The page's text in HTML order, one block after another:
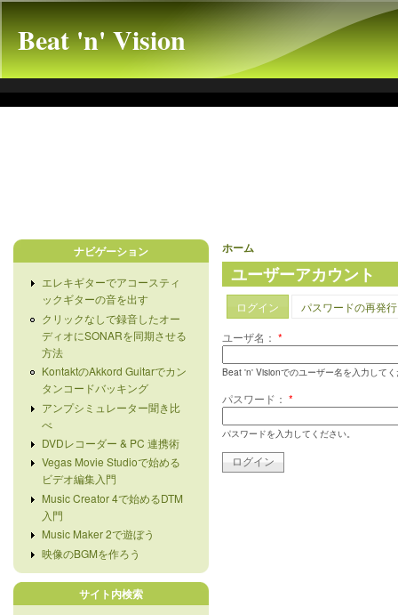
Beat 'n' Vision
ナビゲーション
エレキギターでアコースティ
ックギターの音を出す
クリックなしで録音したオー
ディオにSONARを同期させる
方法
KontaktのAkkord Guitarでカン
タンコードバッキング
アンプシミュレーター聞き比
べ
DVDレコーダー & PC 連携術
Vegas Movie Studioで始める
ビデオ編集入門
Music Creator 4で始めるDTM
入門
Music Maker 2で遊ぼう
映像のBGMを作ろう
サイト内検索
ホーム
ユーザーアカウント
ログイン
パスワードの再発行
ユーザ名： *
Beat 'n' Visionでのユーザー名を入力して
パスワード： *
パスワードを入力してください。